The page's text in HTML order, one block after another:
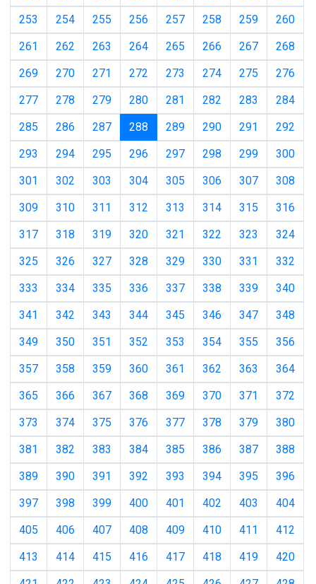
253
254 255 256 257 258 259
260
261
262 263 264 265 266 267
268
269
270 271 272 273 274 275
276
277
278 279 280 281 282 283
284
285
286 287 288 (current)
289 290 291
292
293
294 295 296 297 298 299
300
301
302 303 304 305 306 307
308
309
310 311 312 313 314 315
316
317
318 319 320 321 322 323
324
325
326 327 328 329 330 331
332
333
334 335 336 337 338 339
340
341
342 343 344 345 346 347
348
349
350 351 352 353 354 355
356
357
358 359 360 361 362 363
364
365
366 367 368 369 370 371
372
373
374 375 376 377 378 379
380
381
382 383 384 385 386 387
388
389
390 391 392 393 394 395
396
397
398 399 400 401 402 403
404
405
406 407 408 409 410 411
412
413
414 415 416 417 418 419
420